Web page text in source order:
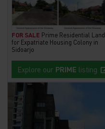
FOR SALE Prime Residential Land
for Expatriate Housing Colony in
Sidoarjo
Explore our PRIME listing